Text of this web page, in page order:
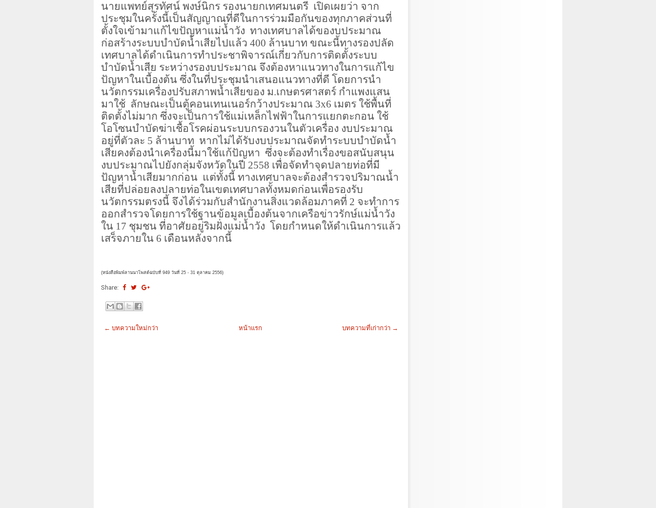
นายแพทย์สุรทัศน์ พงษ์นิกร รองนายกเทศมนตรี เปิดเผยว่า จาก
ประชุมในครั้งนี้เป็นสัญญาณที่ดีในการร่วมมือกันของทุกภาคส่วนที่
ตั้งใจเข้ามาแก้ไขปัญหาแม่น้ำวัง ทางเทศบาลได้ของบประมาณ
ก่อสร้างระบบบำบัดน้ำเสียไปแล้ว 400 ล้านบาท ขณะนี้ทางรองปลัด
เทศบาลได้ดำเนินการทำประชาพิจารณ์เกี่ยวกับการติดตั้งระบบ
บำบัดน้ำเสีย ระหว่างรองบประมาณ จึงต้องหาแนวทางในการแก้ไข
ปัญหาในเบื้องต้น ซึ่งในที่ประชุมนำเสนอแนวทางที่ดี โดยการนำ
นวัตกรรมเครื่องปรับสภาพน้ำเสียของ ม.เกษตรศาสตร์ กำแพงแสน
มาใช้ ลักษณะเป็นตู้คอนเทนเนอร์กว้างประมาณ 3x6 เมตร ใช้พื้นที่
ติดตั้งไม่มาก ซึ่งจะเป็นการใช้แม่เหล็กไฟฟ้าในการแยกตะกอน ใช้
โอโซนบำบัดฆ่าเชื้อโรคผ่อนระบบกรองวนในตัวเครื่อง งบประมาณ
อยู่ที่ตัวละ 5 ล้านบาท หากไม่ได้รับงบประมาณจัดทำระบบบำบัดน้ำ
เสียคงต้องนำเครื่องนี้มาใช้แก้ปัญหา ซึ่งจะต้องทำเรื่องขอสนับสนุน
งบประมาณไปยังกลุ่มจังหวัดในปี 2558 เพื่อจัดทำจุดปลายท่อที่มี
ปัญหาน้ำเสียมากก่อน แต่ทั้งนี้ ทางเทศบาลจะต้องสำรวจปริมาณน้ำ
เสียที่ปล่อยลงปลายท่อในเขตเทศบาลทั้งหมดก่อนเพื่อรองรับ
นวัตกรรมตรงนี้ จึงได้ร่วมกับสำนักงานสิ่งแวดล้อมภาคที่ 2 จะทำการ
ออกสำรวจโดยการใช้ฐานข้อมูลเบื้องต้นจากเครือข่าวรักษ์แม่น้ำวัง
ใน 17 ชุมชน ที่อาศัยอยู่ริมฝั่งแม่น้ำวัง โดยกำหนดให้ดำเนินการแล้ว
เสร็จภายใน 6 เดือนหลังจากนี้
(หนังสือพิมพ์ลานนาโพสต์ฉบับที่ 949 วันที่ 25 - 31 ตุลาคม 2556)
Share:
← บทความใหม่กว่า บทความที่เก่ากว่า →
หน้าแรก